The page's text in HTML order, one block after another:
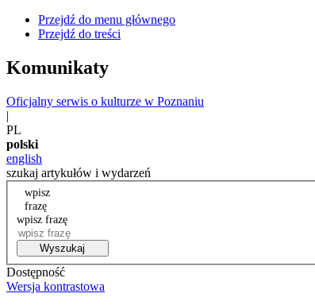
Przejdź do menu głównego
Przejdź do treści
Komunikaty
Oficjalny serwis o kulturze w Poznaniu
|
PL
polski
english
szukaj artykułów i wydarzeń
wpisz
frazę
wpisz frazę
Wyszukaj
Dostępność
Wersja kontrastowa